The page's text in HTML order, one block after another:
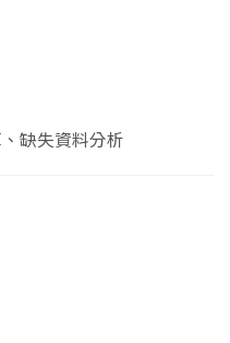
缺失資料分析